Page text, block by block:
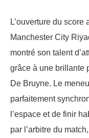
L’ouverture du score
Manchester City
montré son talent
grâce à une brillante
De Bruyne. Le
parfaitement
l’espace et de finir
par l’arbitre du